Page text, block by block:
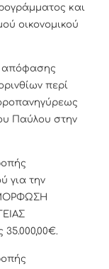
και
οικονομικού
απόφασης
περί
Παύλου στην
για την